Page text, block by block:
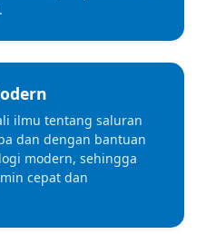
ilmu tentang saluran
dan dengan bantuan
modern, sehingga
cepat dan